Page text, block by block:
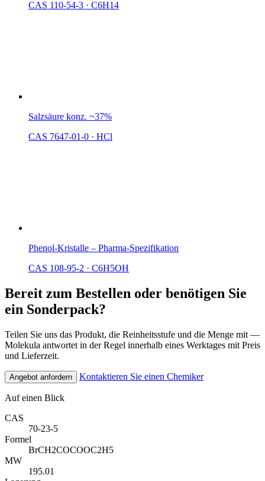
CAS 110-54-3 · C6H14
Salzsäure konz. ~37%
CAS 7647-01-0 · HCl
Phenol-Kristalle – Pharma-Spezifikation
CAS 108-95-2 · C6H5OH
Bereit zum Bestellen oder benötigen Sie
ein Sonderpack?
Teilen Sie uns das Produkt, die Reinheitsstufe und die Menge mit —
Molekula antwortet in der Regel innerhalb eines Werktages mit Preis
und Lieferzeit.
Angebot anfordern Kontaktieren Sie einen Chemiker
Auf einen Blick
CAS
70-23-5
Formel
BrCH2COCOOC2H5
MW
195.01